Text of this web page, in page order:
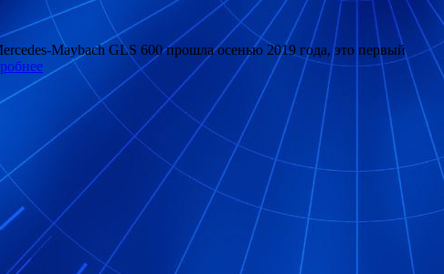
Maybach GLS 600 прошла осенью 2019 года, это первый